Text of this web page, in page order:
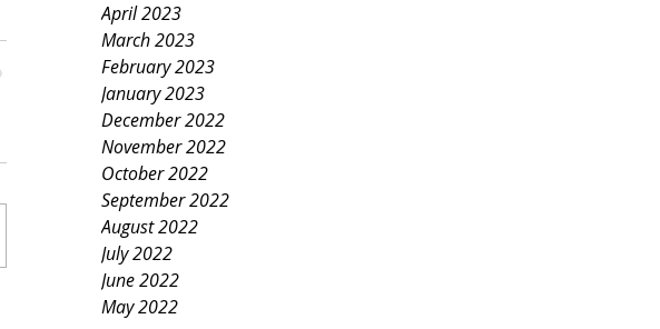
April 2023
March 2023
February 2023
January 2023
December 2022
November 2022
October 2022
September 2022
August 2022
July 2022
June 2022
May 2022